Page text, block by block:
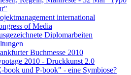
international
of Media
Diplomarbeiten
Buchmesse 2010
2010 - Druckkunst 2.0
book und P-book" - eine Symbiose?